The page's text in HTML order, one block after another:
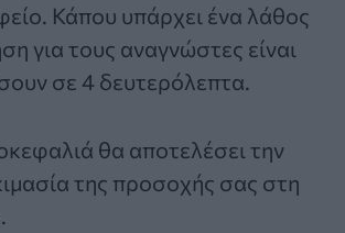
Κάπου υπάρχει ένα λάθος
για τους αναγνώστες είναι
σε 4 δευτερόλεπτα.
θα αποτελέσει την
της προσοχής σας στη